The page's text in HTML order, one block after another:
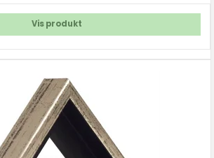
Vis produkt